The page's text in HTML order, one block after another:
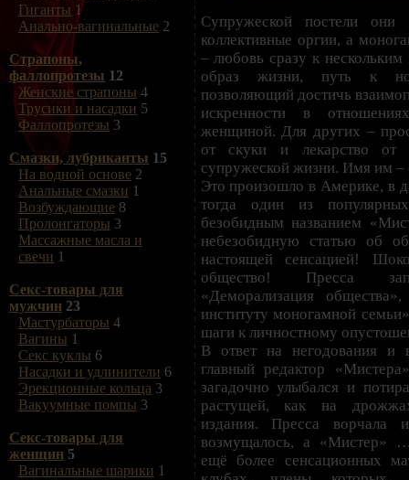
Гиганты 1
Анально-вагинальные 2
Страпоны,
фаллопротезы 12
Женские страпоны 4
Трусики и насадки 5
Фаллопротезы 3
Смазки, лубриканты 15
На водной основе 2
Анальные смазки 1
Возбуждающие 8
Пролонгаторы 3
Массажные масла и
свечи 1
Секс-товары для
мужчин 23
Мастурбаторы 4
Вагины 1
Секс куклы 6
Насадки и удлинители 6
Эрекционные кольца 3
Вакуумные помпы 3
Секс-товары для
женщин 5
Вагинальные шарики 1
Супружеской постели они
коллективные оргии, а
– любовь сразу к
образ жизни, путь к
позволяющий достичь
искренности в
женщиной. Для других –
от скуки и лекарство от
супружеской жизни. Имя им
Это произошло в Америке, в
тогда один из
безобидным названием
небезобидную статью об
настоящей сенсацией!
общество! Пресса
«Деморализация
институту моногамной
шаги к личностному
В ответ на негодования и
главный редактор
загадочно улыбался и
растущей, как на
издания. Пресса ворчала
возмущалось, а «Мистер»
ещё более сенсационных